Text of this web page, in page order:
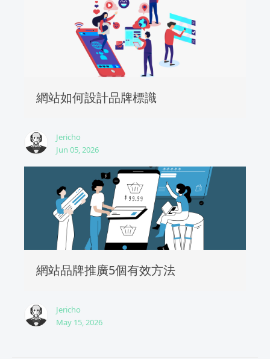
網站如何設計品牌標識
Jericho
Jun 05, 2026
網站品牌推廣5個有效方法
Jericho
May 15, 2026